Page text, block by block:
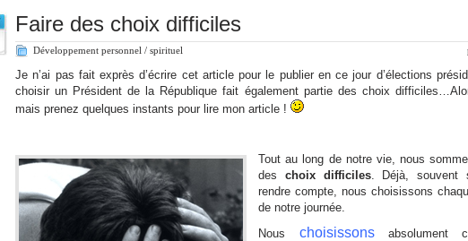
Faire des choix difficiles
Développement personnel / spirituel
Je n’ai pas fait exprès d’écrire cet article pour le publier en ce jour d’élections
choisir un Président de la République fait également partie des choix
mais prenez quelques instants pour lire mon article !
Tout au long de notre vie, nous
des choix difficiles. Déjà, souvent
rendre compte, nous choisissons
de notre journée.
Nous choisissonsabsolument